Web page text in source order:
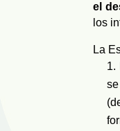
el
los
La